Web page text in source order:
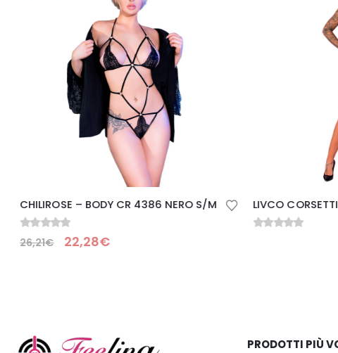
CHILIROSE – BODY CR 4386 NERO S/M
Su 5
26,21€ 22,28€
PRODOTTI PIÙ